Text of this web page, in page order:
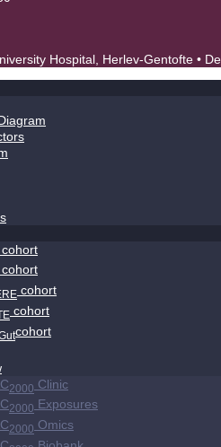
Hospital, Herlev-Gentofte •
cohort
cohort
cohort
cohort
cohort
2000 Clinic
2000 Exposures
2000 Omics